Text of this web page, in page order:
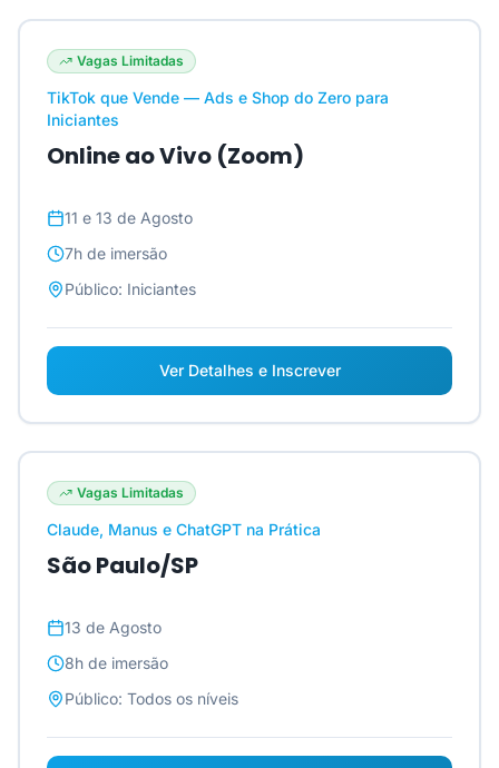
Vagas Limitadas
TikTok que Vende — Ads e Shop do Zero para
Iniciantes
Online ao Vivo (Zoom)
11 e 13 de Agosto
7h de imersão
Público: Iniciantes
Ver Detalhes e Inscrever
Vagas Limitadas
Claude, Manus e ChatGPT na Prática
São Paulo/SP
13 de Agosto
8h de imersão
Público: Todos os níveis